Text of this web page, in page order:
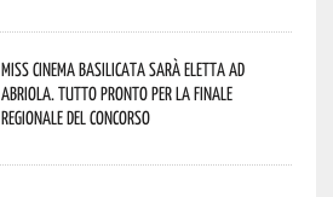
Miss Cinema Basilicata sarà eletta ad
Abriola. Tutto pronto per la finale
regionale del concorso